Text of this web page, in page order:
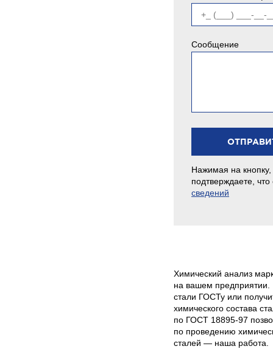
Сообщение
Нажимая на
подтверждаете,
сведений
Химический анализ
на вашем предприятии.
стали ГОСТу или
химического состава
по ГОСТ 18895-97
по проведению
сталей — наша работа.